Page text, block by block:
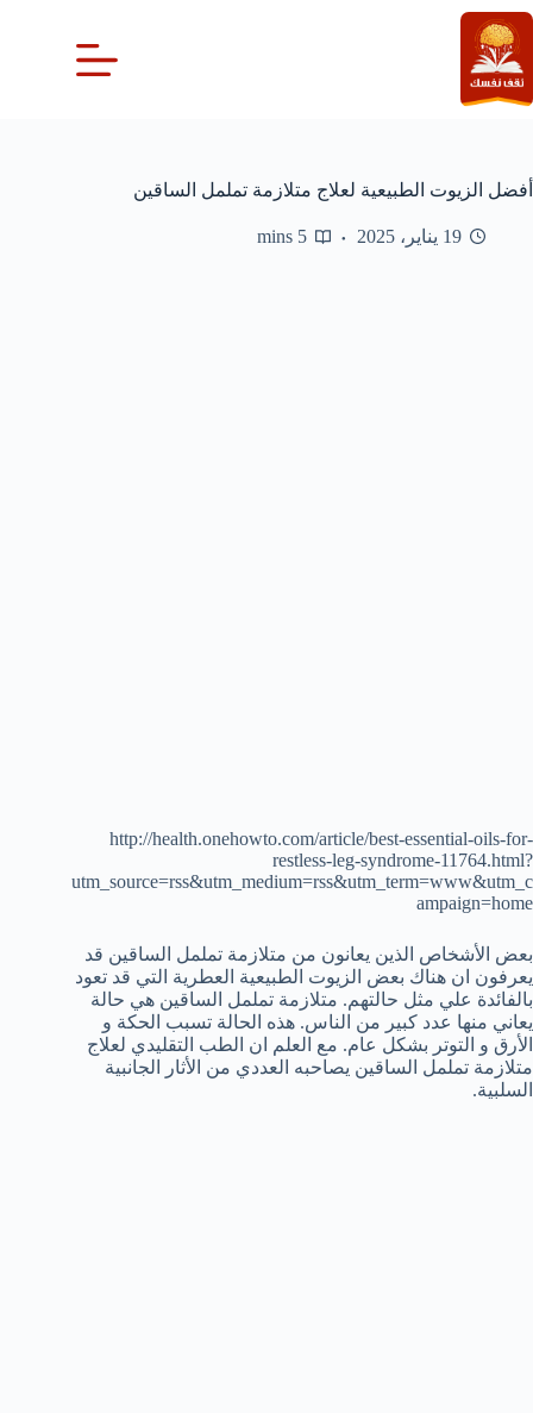
التجاوز
إلى
المحتوى
أفضل الزيوت الطبيعية لعلاج متلازمة تململ الساقين
19 يناير، 2025 5 mins
http://health.onehowto.com/article/best-essential-oils-for-
restless-leg-syndrome-11764.html?
utm_source=rss&utm_medium=rss&utm_term=www&utm_c
ampaign=home
بعض الأشخاص الذين يعانون من متلازمة تململ الساقين قد
يعرفون ان هناك بعض الزيوت الطبيعية العطرية التي قد تعود
بالفائدة علي مثل حالتهم. متلازمة تململ الساقين هي حالة
يعاني منها عدد كبير من الناس. هذه الحالة تسبب الحكة و
الأرق و التوتر بشكل عام. مع العلم ان الطب التقليدي لعلاج
متلازمة تململ الساقين يصاحبه العددي من الأثار الجانبية
السلبية.